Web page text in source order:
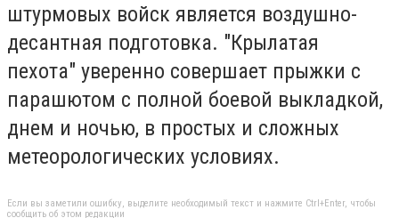
штурмовых войск является воздушно-
десантная подготовка. "Крылатая
пехота" уверенно совершает прыжки с
парашютом с полной боевой выкладкой,
днем и ночью, в простых и сложных
метеорологических условиях.
Если вы заметили ошибку, выделите необходимый текст и нажмите Ctrl+Enter, чтобы
сообщить об этом редакции